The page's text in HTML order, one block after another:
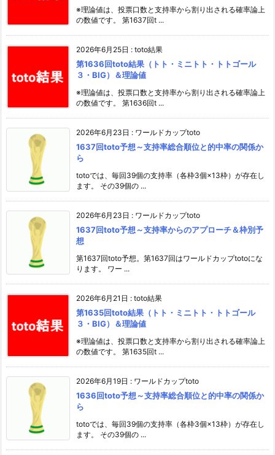
※理論値は、投票口数と支持率から割り出される確率論上
の数値です。 第1637回t ...
2026年6月25日 : toto結果
第1636回toto結果（トト・ミニトト・トトゴール
３・BIG）＆理論値
※理論値は、投票口数と支持率から割り出される確率論上
の数値です。 第1636回t ...
2026年6月23日 : ワールドカップtoto
1637回toto予想～支持率総合順位と的中率の関係か
ら
totoでは、毎回39個の支持率（各枠3個×13枠）が存在し
ます。 その39個の ...
2026年6月23日 : ワールドカップtoto
1637回toto予想～支持率からのアプローチ＆枠別予
想
第1637回toto予想。第1637回はワールドカップtotoにな
ります。 ワー ...
2026年6月21日 : toto結果
第1635回toto結果（トト・ミニトト・トトゴール
３・BIG）＆理論値
※理論値は、投票口数と支持率から割り出される確率論上
の数値です。 第1635回t ...
2026年6月19日 : ワールドカップtoto
1636回toto予想～支持率総合順位と的中率の関係か
ら
totoでは、毎回39個の支持率（各枠3個×13枠）が存在し
ます。 その39個の ...